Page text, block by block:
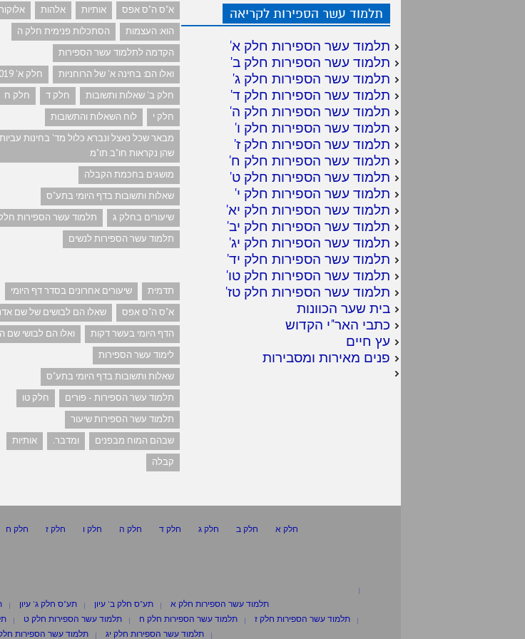
תלמוד עשר הספירות לקריאה
תלמוד עשר הספירות חלק א'
תלמוד עשר הספירות חלק ב'
תלמוד עשר הספירות חלק ג'
תלמוד עשר הספירות חלק ד'
תלמוד עשר הספירות חלק ה'
תלמוד עשר הספירות חלק ו'
תלמוד עשר הספירות חלק ז'
תלמוד עשר הספירות חלק ח'
תלמוד עשר הספירות חלק ט'
תלמוד עשר הספירות חלק י'
תלמוד עשר הספירות חלק יא'
תלמוד עשר הספירות חלק יב'
תלמוד עשר הספירות חלק יג'
תלמוד עשר הספירות חלק יד'
תלמוד עשר הספירות חלק טו'
תלמוד עשר הספירות חלק טז'
בית שער הכוונות
כתבי האר"י הקדוש
עץ חיים
פנים מאירות ומסבירות
א"ס ה"ס אפס אותיות אלהות
הוא: העצמות
הסתכלות פנימית חלק ה
הקדמה לתלמוד עשר הספירות
ואלו הם: בחינה א' של הרוחניות
חלק א' 2019
חלק ב' שאלות ותשובות
חלק ד
חלק ח
חלק י
לוח השאלות והתשובות
מבאר שכל נאצל ונברא כלול מד' בחינות
שהן נקראות חו"ב תו"מ
מושגים בחכמת הקבלה
שאלות ותשובות בדף היומי בתע"ס
שיעורים בחלק ג
תלמוד עשר הספירות
תלמוד עשר הספירות לנשים
תדמית
שיעורים אחרונים בסדר דף היומי
א"ס ה"ס אפס
שאלו הם לבושים של שם
הדף היומי בעשר דקות
ואלו הם לבושי שם
לימוד עשר הספירות
שאלות ותשובות בדף היומי בתע"ס
תלמוד עשר הספירות - פורים
חלק טו
תלמוד עשר הספירות שיעור
שבהם המוח מבפנים
ומדבר.
אותיות
קבלה
חלק א
חלק ב חלק ג חלק ד חלק ה חלק ו חלק ז חלק ח
תלמוד עשר הספירות חלק א
תע"ס חלק ב' עיון תע"ס חלק ג' עיון
תלמוד עשר הספירות חלק ז
תלמוד עשר הספירות חלק ח תלמוד עשר הספירות חלק ט
תלמוד עשר הספירות חלק יג
תלמוד עשר הספירות